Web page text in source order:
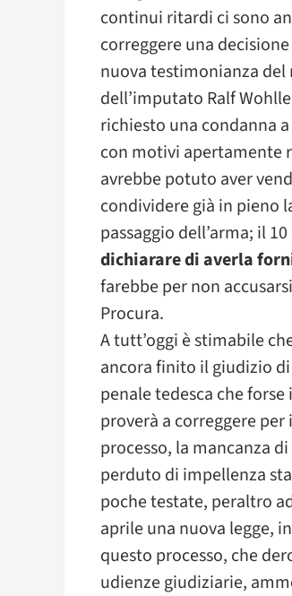
continui ritardi ci sono
correggere una
nuova testimonianza del
dell’imputato Ralf
richiesto una condanna
con motivi apertamente
avrebbe potuto aver
condividere già in pieno
passaggio dell’arma; il
dichiarare di averla
farebbe per non
Procura.
A tutt’oggi è stimabile
ancora finito il giudizio
penale tedesca che
proverà a correggere
processo, la mancanza
perduto di impellenza
poche testate, peraltro
aprile una nuova legge,
questo processo, che
udienze giudiziarie,